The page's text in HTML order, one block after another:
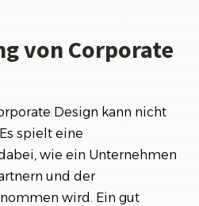
von Corporate
Design kann nicht
spielt eine
wie ein Unternehmen
und der
wird. Ein gut